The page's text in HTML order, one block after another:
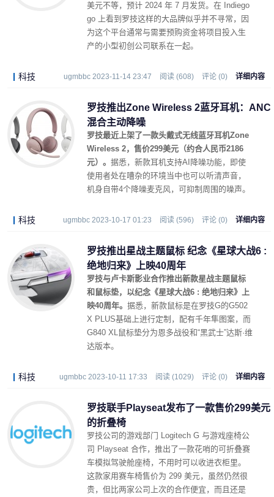
美元不等，预计 2024 年 7 月发货。在 Indiego
go 上看到罗技这样的大品牌似乎并不寻常，因
为这个平台通常与需要预购资金将项目投入生
产的小型初创公司联系在一起。
科技 ugmbbc 2023-11-14 23:47 阅读 (608) 评论 (0) 详细内容
罗技推出Zone Wireless 2蓝牙耳机：ANC
混合主动降噪
罗技最近上架了一款头戴式无线蓝牙耳机Zone
Wireless 2，售价299美元（约合人民币2186
元）。 据悉，新款耳机支持AI降噪功能，即使
使用者处在嘈杂的环境当中也可以听清声音，
机身自带4个降噪麦克风，可抑制周围的噪声。
科技 ugmbbc 2023-10-17 01:23 阅读 (596) 评论 (0) 详细内容
罗技推出星战主题鼠标 纪念《星球大战6 :
绝地归来》上映40周年
罗技与卢卡斯影业合作推出新款星战主题鼠标
和鼠标垫，以纪念《星球大战6 : 绝地归来》上
映40周年。 据悉，新款鼠标是在罗技G的G502
X PLUS基础上进行定制，配有千年隼图案，而
G840 XL鼠标垫分为恩多战役和“黑武士”达斯·维
达版本。
科技 ugmbbc 2023-10-11 17:33 阅读 (1029) 评论 (0) 详细内容
罗技联手Playseat发布了一款售价299美元
的折叠椅
罗技公司的游戏部门 Logitech G 与游戏座椅公
司 Playseat 合作，推出了一款花哨的可折叠赛
车模拟驾驶舱座椅，不用时可以收进衣柜里。
这款家用赛车椅售价为 299 美元，虽然仍然很
贵，但比两家公司上次的合作便宜，而且还是